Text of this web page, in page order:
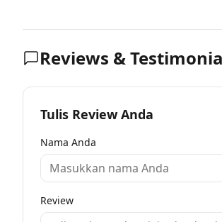
Reviews &
Tulis Review Anda
Nama Anda
Review